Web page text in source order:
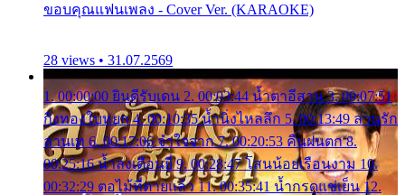
ขอบคุณแฟนเพลง - Cover Ver. (KARAOKE)
28 views • 31.07.2569
1. 00:00:00 ยินดีรับเดน 2. 00:03:44 น้ำตาอีสาน 3. 00:07:51
กิ่งทองใบหยก 4. 00:10:35 น้ำนิ่งไหลลึก 5. 00:13:49 ลานรัก
ลานเท 6. 00:17:06 จำใจจาก 7. 00:20:53 คืนฝนตก 8.
00:25:16 น้ำลงเดือนยี่ 9. 00:28:47 โสนน้อยเรือนงาม 10.
00:32:29 ตอไม้ที่ตายแล้ว 11. 00:35:41 น้ำกรดแช่เย็น 12.